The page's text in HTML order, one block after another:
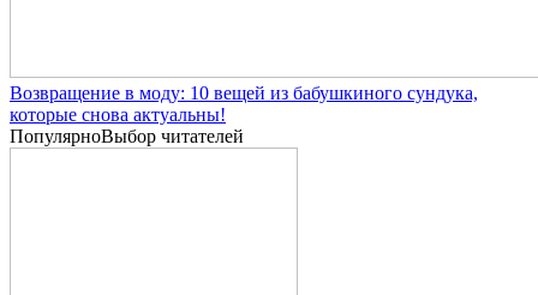
Возвращение в моду: 10 вещей из бабушкиного сундука,
которые снова актуальны!
ПопулярноВыбор читателей